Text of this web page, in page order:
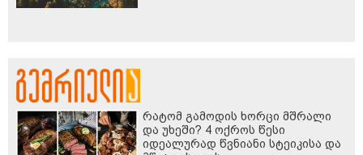
რატომ გამოდის ხორცი მშრალი
და უხეში? 4 ოქროს წესი
იდეალურად წვნიანი სტეიკისა და